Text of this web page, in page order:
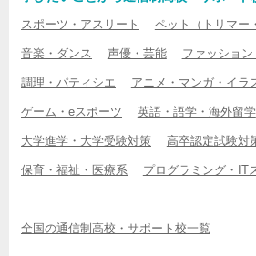
スポーツ・アスリート ペット（トリマー
音楽・ダンス 声優・芸能 ファッション
調理・パティシエ アニメ・マンガ・イラ
ゲーム・eスポーツ 英語・語学・海外留学
大学進学・大学受験対策 高卒認定試験対
保育・福祉・医療系 プログラミング・IT
全国の通信制高校・サポート校一覧